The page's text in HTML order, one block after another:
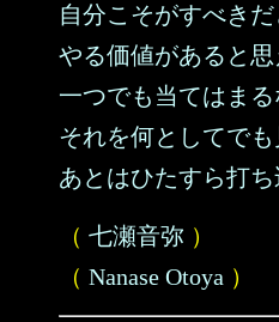
自分こそがすべきだ
やる価値があると思
一つでも当てはまる
それを何としてでも
あとはひたすら打ち
（ 七瀬音弥 ）
（ Nanase Otoya ）